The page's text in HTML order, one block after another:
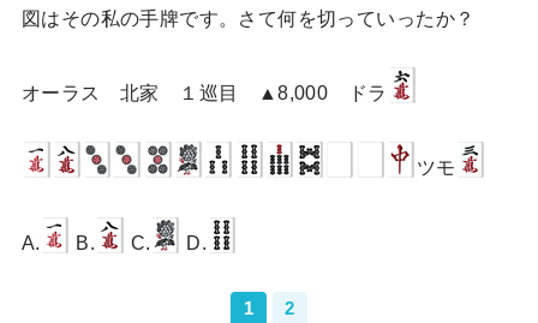
図はその私の手牌です。さて何を切っていったか？
オーラス 北家 １巡目 ▲8,000 ドラ
ツモ
A. B. C. D.
1 2